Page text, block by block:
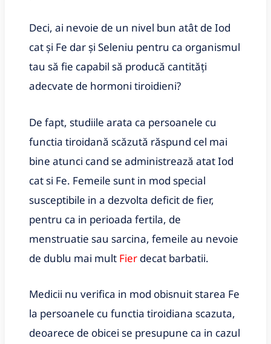
Deci, ai nevoie de un nivel bun atât de Iod
cat și Fe dar și Seleniu pentru ca organismul
tau să fie capabil să producă cantități
adecvate de hormoni tiroidieni?
De fapt, studiile arata ca persoanele cu
functia tiroidană scăzută răspund cel mai
bine atunci cand se administrează atat Iod
cat si Fe. Femeile sunt in mod special
susceptibile in a dezvolta deficit de fier,
pentru ca in perioada fertila, de
menstruatie sau sarcina, femeile au nevoie
de dublu mai mult Fier decat barbatii.
Medicii nu verifica in mod obisnuit starea Fe
la persoanele cu functia tiroidiana scazuta,
deoarece de obicei se presupune ca in cazul